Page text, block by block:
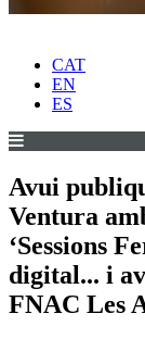
CAT
EN
ES
Avui
Ventura
‘Sessions
digital... i
FNAC Les